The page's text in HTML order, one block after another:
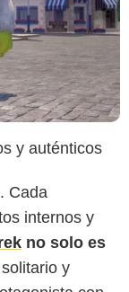
y auténticos
Cada
internos y
no solo es
y